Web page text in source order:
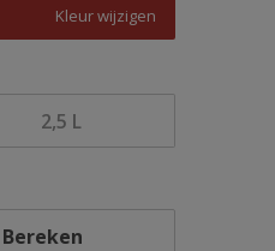
Kleur wijzigen
2,5 L
Bereken